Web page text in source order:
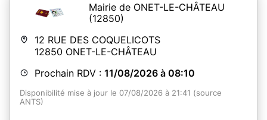
Mairie de ONET-LE-CHÂTEAU
(12850)
12 RUE DES COQUELICOTS
12850 ONET-LE-CHÂTEAU
Prochain RDV : 11/08/2026 à 08:10
Disponibilité mise à jour le 07/08/2026 à 21:41 (source
ANTS)